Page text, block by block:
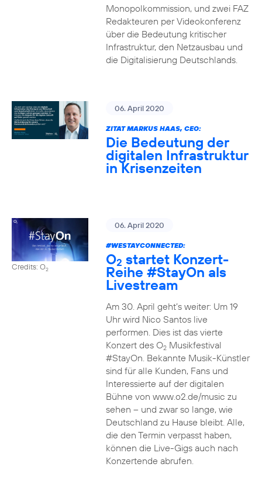
Monopolkommission, und zwei FAZ
Redakteuren per Videokonferenz
über die Bedeutung kritischer
Infrastruktur, den Netzausbau und
die Digitalisierung Deutschlands.
06. April 2020
ZITAT MARKUS HAAS, CEO:
Die Bedeutung der
digitalen Infrastruktur
in Krisenzeiten
Credits: O2
06. April 2020
#WESTAYCONNECTED:
O2 startet Konzert-
Reihe #StayOn als
Livestream
Am 30. April geht’s weiter: Um 19
Uhr wird Nico Santos live
performen. Dies ist das vierte
Konzert des O2Musikfestival
#StayOn. Bekannte Musik-Künstler
sind für alle Kunden, Fans und
Interessierte auf der digitalen
Bühne von www.o2.de/music zu
sehen – und zwar so lange, wie
Deutschland zu Hause bleibt. Alle,
die den Termin verpasst haben,
können die Live-Gigs auch nach
Konzertende abrufen.